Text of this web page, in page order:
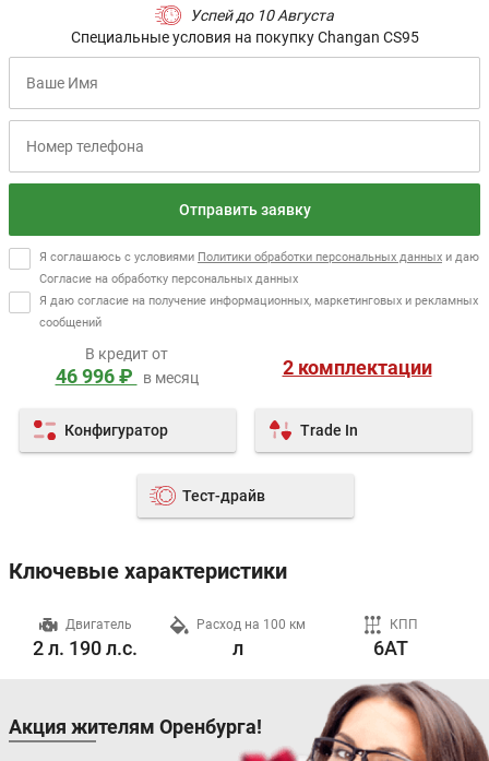
Успей до 10 Августа
Специальные условия на покупку Changan CS95
Отправить заявку
Я соглашаюсь с условиями Политики обработки персональных данных и даю
Согласие на обработку персональных данных
Я даю согласие на получение информационных, маркетинговых и рекламных
сообщений
2 комплектации
Конфигуратор Trade In
Тест-драйв
В кредит от
46 996 ₽ в месяц
Ключевые характеристики
Двигатель
2 л. 190 л.с.
Расход на 100 км
л
КПП
6AT
Акция жителям Оренбурга!